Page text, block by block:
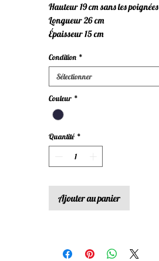
Hauteur 19 cm sans les poignées
Longueur 26 cm
Épaisseur 15 cm
Condition *
Sélectionner
Couleur *
Quantité *
Ajouter au panier